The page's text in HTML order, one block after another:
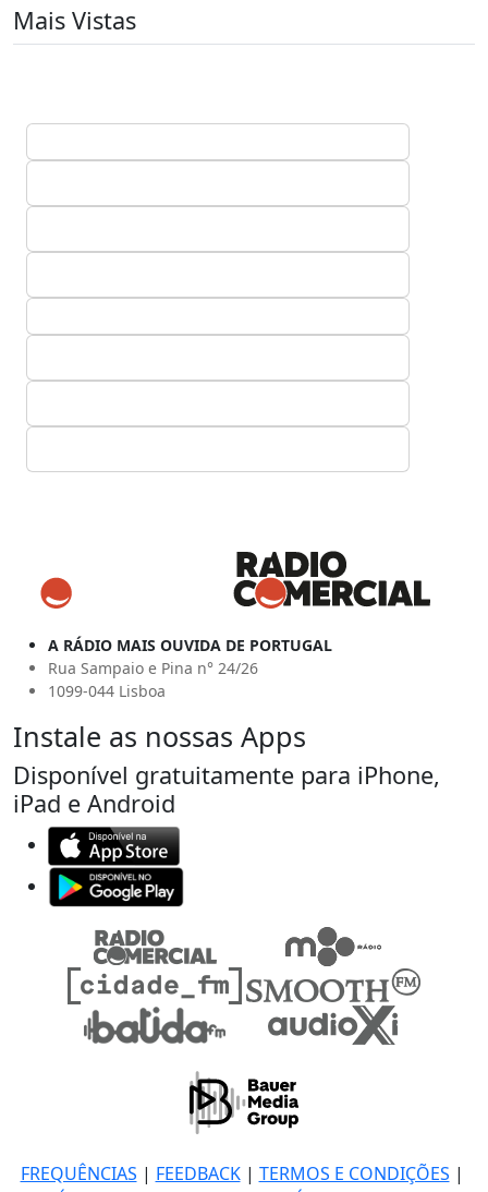
Mais Vistas
A RÁDIO MAIS OUVIDA DE PORTUGAL
Rua Sampaio e Pina n° 24/26
1099-044 Lisboa
Instale as nossas Apps
Disponível gratuitamente para iPhone,
iPad e Android
FREQUÊNCIAS | FEEDBACK| TERMOS E CONDIÇÕES |